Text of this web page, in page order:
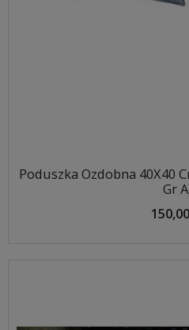
Poduszka Ozdobna 40X40
Gr